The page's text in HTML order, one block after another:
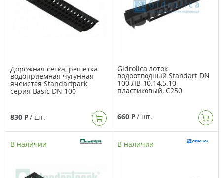
Дорожная сетка, решетка
водоприёмная чугунная
ячеистая Standartpark
серия Basic DN 100
830 Р/ шт.
Gidrolica лоток
водоотводный Standart DN
100 ЛВ-10.14,5.10
пластиковый, C250
660 Р/ шт.
В наличии В наличии